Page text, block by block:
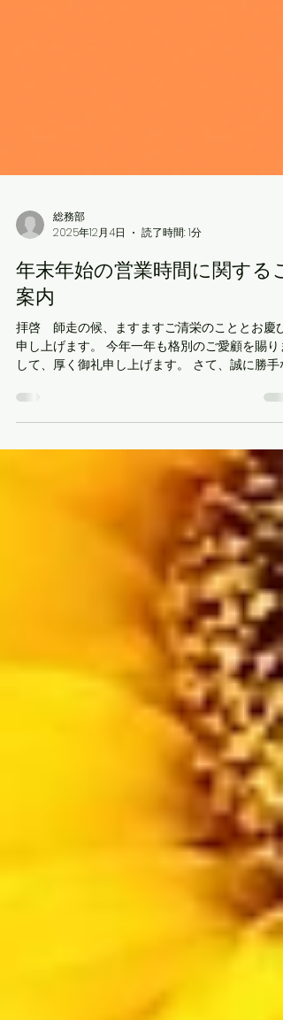
年末年始の営業時間に関するご
案内
拝啓 師走の候、ますますご清栄のこととお慶び
申し上げます。 今年一年も格別のご愛顧を賜りま
がら弊社の年末年始の営業は、下記の通りとさせ
ていただきます。 皆様にはご不便とご迷惑をおか
けいたしますが何卒ご容赦くださいますようお願
敬具 【自動
（月）、12月9日（火） 2025年12月
28日（日）〜2026年1月4日（日） ※1月5日(月)
り平常どおり営業いたします。 【通信事業部】ド
コモショップ諫早バイパス店・小浜温泉店 時短営
業 2025年12月8日（月）9：00〜15：00 通常
定休日 2025年12月9日（火） 休業期間
年12月31日（水）～2026年1月1日（木） 時短営
業 2026年1月2日(金) 10：00〜17：00 時短
営業 2026年1月3日(土) 10：00〜17：00 ※1
月4日(日)より平常どおり営業いた